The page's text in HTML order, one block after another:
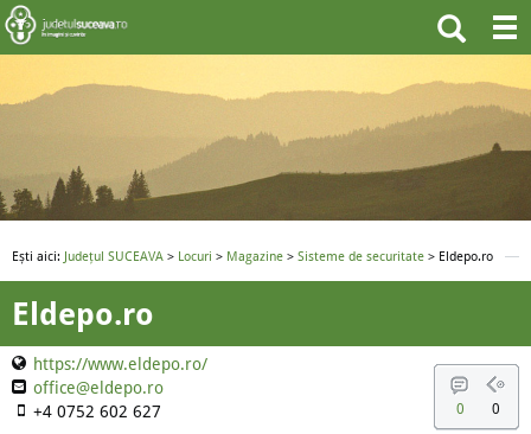
Ești aici: Județul SUCEAVA > Locuri > Magazine > Sisteme de securitate > Eldepo.ro
Eldepo.ro
https://www.eldepo.ro/
office@eldepo.ro
+4 0752 602 627
0 0